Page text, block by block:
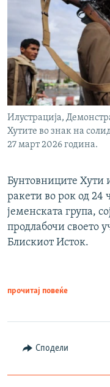
Илустрација,
Хутите во знак на
27 март 2026 година.
Бунтовниците Хути
ракети во рок од 24
јеменската група,
продлабочи своето
Блискиот Исток.
прочитај повеќе
Сподели